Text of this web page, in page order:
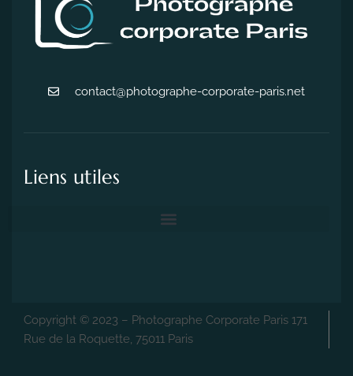
contact@photographe-corporate-paris.net
Liens utiles
Copyright © 2023 – Photographe Corporate Paris 171
Rue de la Roquette, 75011 Paris